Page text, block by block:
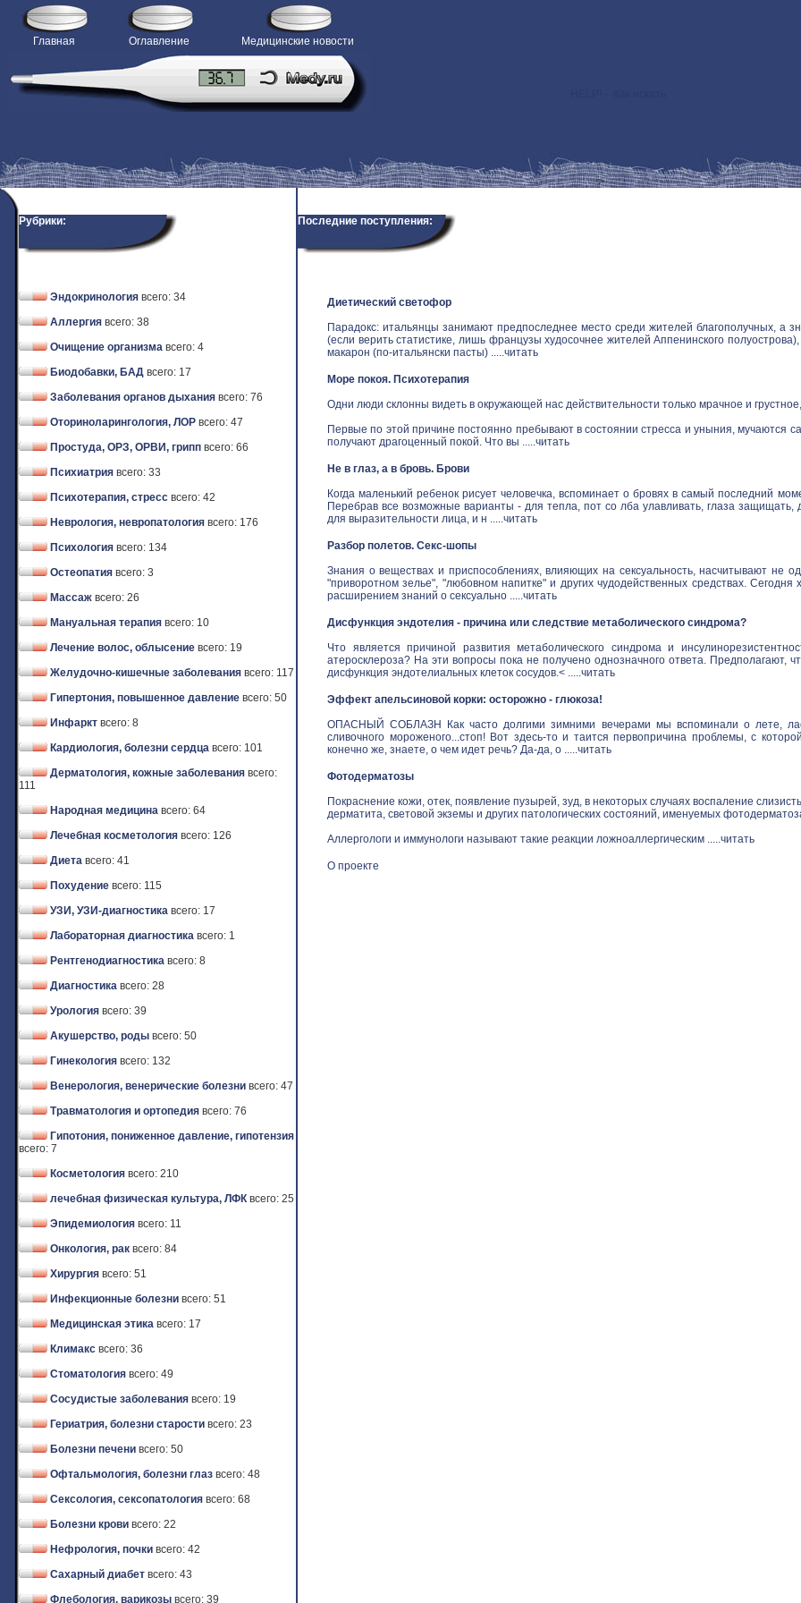
Главная Оглавление Медицинские новости
>
Рубрики:
Эндокринология всего: 34
Аллергия всего: 38
Очищение организма всего: 4
Биодобавки, БАД всего: 17
Заболевания органов дыхания всего: 76
Оториноларингология, ЛОР всего: 47
Простуда, ОРЗ, ОРВИ, грипп всего: 66
Психиатрия всего: 33
Психотерапия, стресс всего: 42
Неврология, невропатология всего: 176
Психология всего: 134
Остеопатия всего: 3
Массаж всего: 26
Мануальная терапия всего: 10
Лечение волос, облысение всего: 19
Желудочно-кишечные заболевания всего: 117
Гипертония, повышенное давление всего: 50
Инфаркт всего: 8
Кардиология, болезни сердца всего: 101
Дерматология, кожные заболевания всего:
111
Народная медицина всего: 64
Лечебная косметология всего: 126
Диета всего: 41
Похудение всего: 115
УЗИ, УЗИ-диагностика всего: 17
Лабораторная диагностика всего: 1
Рентгенодиагностика всего: 8
Диагностика всего: 28
Урология всего: 39
Акушерство, роды всего: 50
Гинекология всего: 132
Венерология, венерические болезни всего: 47
Травматология и ортопедия всего: 76
Гипотония, пониженное давление, гипотензия
всего: 7
Косметология всего: 210
лечебная физическая культура, ЛФК всего: 25
Эпидемиология всего: 11
Онкология, рак всего: 84
Хирургия всего: 51
Инфекционные болезни всего: 51
Медицинская этика всего: 17
Климакс всего: 36
Стоматология всего: 49
Сосудистые заболевания всего: 19
Гериатрия, болезни старости всего: 23
Болезни печени всего: 50
Офтальмология, болезни глаз всего: 48
Сексология, сексопатология всего: 68
Болезни крови всего: 22
Нефрология, почки всего: 42
Сахарный диабет всего: 43
Флебология, варикозы всего: 39
Последние поступления:
Диетический светофор
Парадокс: итальянцы занимают предпоследнее место среди жителей благополучных, а
(если верить статистике, лишь французы худосочнее жителей Аппенинского
макарон (по-итальянски пасты) .....читать
Море покоя. Психотерапия
Одни люди склонны видеть в окружающей нас действительности только мрачное и
Первые по этой причине постоянно пребывают в состоянии стресса и уныния, мучаются
получают драгоценный покой. Что вы .....читать
Не в глаз, а в бровь. Брови
Когда маленький ребенок рисует человечка, вспоминает о бровях в самый последний
Перебрав все возможные варианты - для тепла, пот со лба улавливать, глаза
для выразительности лица, и н .....читать
Разбор полетов. Секс-шопы
Знания о веществах и приспособлениях, влияющих на сексуальность, насчитывают не
"приворотном зелье", "любовном напитке" и других чудодейственных средствах.
расширением знаний о сексуально .....читать
Дисфункция эндотелия - причина или следствие метаболического синдрома?
Что является причиной развития метаболического синдрома и
атеросклероза? На эти вопросы пока не получено однозначного ответа.
дисфункция эндотелиальных клеток сосудов.< .....читать
Эффект апельсиновой корки: осторожно - глюкоза!
ОПАСНЫЙ СОБЛАЗН Как часто долгими зимними вечерами мы вспоминали о лете,
сливочного мороженого...стоп! Вот здесь-то и таится первопричина проблемы, с
конечно же, знаете, о чем идет речь? Да-да, о .....читать
Фотодерматозы
Покраснение кожи, отек, появление пузырей, зуд, в некоторых случаях воспаление
дерматита, световой экземы и других патологических состояний, именуемых
Аллергологи и иммунологи называют такие реакции ложноаллергическим .....читать
О проекте